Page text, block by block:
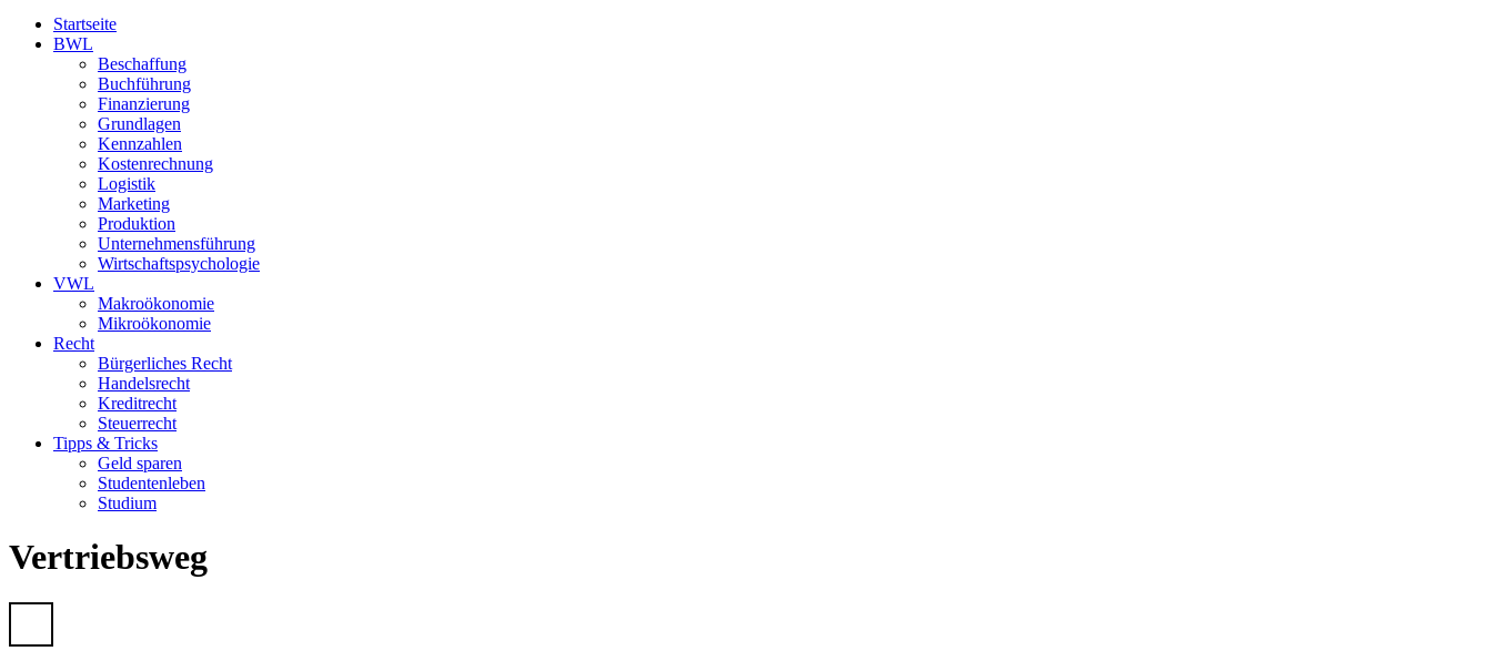
Startseite
BWL
Beschaffung
Buchführung
Finanzierung
Grundlagen
Kennzahlen
Kostenrechnung
Logistik
Marketing
Produktion
Unternehmensführung
Wirtschaftspsychologie
VWL
Makroökonomie
Mikroökonomie
Recht
Bürgerliches Recht
Handelsrecht
Kreditrecht
Steuerrecht
Tipps & Tricks
Geld sparen
Studentenleben
Studium
Vertriebsweg